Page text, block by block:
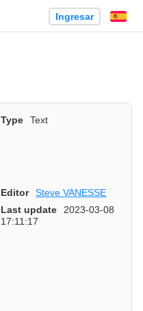
Ingresar
Type
Text
Editor
Steve VANESSE
Last update
2023-03-08
17:11:17